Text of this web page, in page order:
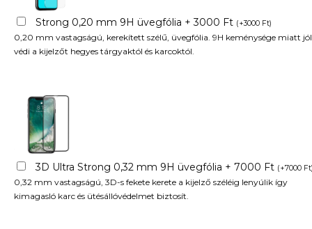
Strong 0,20 mm 9H üvegfólia + 3000 Ft (+3000 Ft)
0,20 mm vastagságú, kerekített szélű, üvegfólia. 9H keménysége miatt jól
védi a kijelzőt hegyes tárgyaktól és karcoktól.
3D Ultra Strong 0,32 mm 9H üvegfólia + 7000 Ft (+7000 Ft
0,32 mm vastagságú, 3D-s fekete kerete a kijelző széléig lenyúlik így
kimagasló karc és ütésállóvédelmet biztosít.